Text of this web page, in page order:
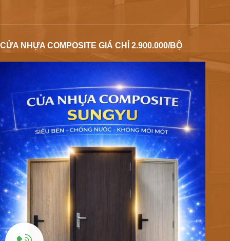
CỬA NHỰA COMPOSITE GIÁ CHỈ 2.900.000/BỘ